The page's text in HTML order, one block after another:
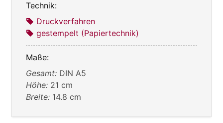
Technik:
Druckverfahren
gestempelt (Papiertechnik)
Maße:
Gesamt: DIN A5
Höhe: 21 cm
Breite: 14.8 cm